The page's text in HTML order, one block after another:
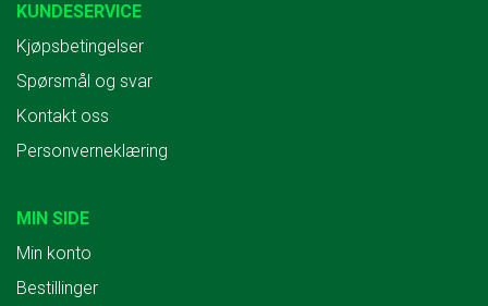
KUNDESERVICE
Kjøpsbetingelser
Spørsmål og svar
Kontakt oss
Personverneklæring
MIN SIDE
Min konto
Bestillinger